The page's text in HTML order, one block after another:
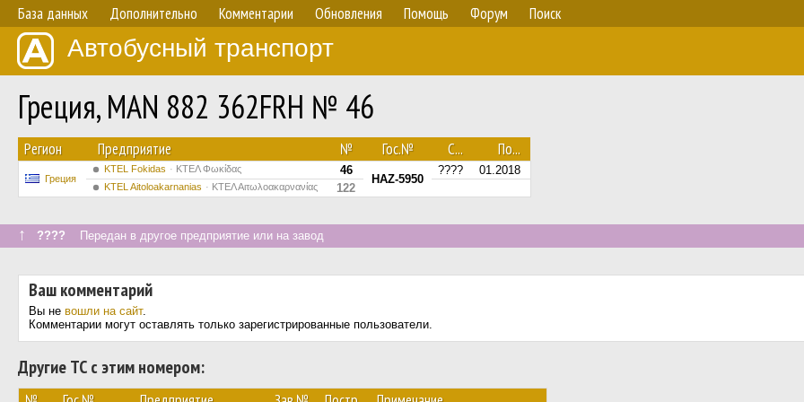
База данных Дополнительно Комментарии Обновления Помощь Форум Поиск
Автобусный транспорт
Греция, MAN 882 362FRH № 46
Регион Предприятие № Гос.№ С... По...
Греция
ΚΤΕL Fokidas ΚΤΕΛ Φωκίδας 46
HAZ-5950
???? 01.2018
KTEL Aitoloakarnanias ΚΤΕΛ Αιτωλοακαρνανίας 122
↑ ???? Передан в другое предприятие или на завод
Ваш комментарий
Вы не вошли на сайт.
Комментарии могут оставлять только зарегистрированные пользователи.
Другие ТС с этим номером: